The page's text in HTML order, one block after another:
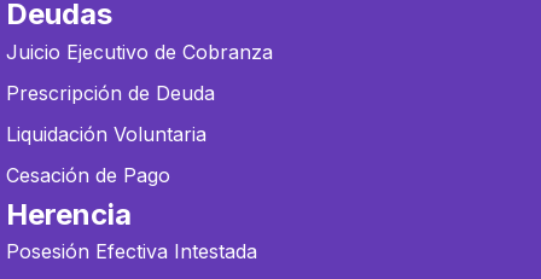
Deudas
Juicio Ejecutivo de Cobranza
Prescripción de Deuda
Liquidación Voluntaria
Cesación de Pago
Herencia
Posesión Efectiva Intestada